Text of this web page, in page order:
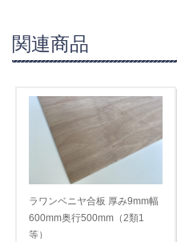
関連商品
ラワンベニヤ合板 厚み9mm幅
600mm奥行500mm（2類1
等）